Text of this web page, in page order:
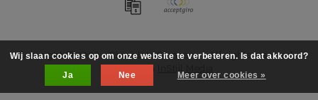
Copyright © 2026 - Chocolate Company - All rights reserved -
Wij slaan cookies op om onze website te verbeteren. Is dat akkoord?
Ja
Nee Meer over cookies »